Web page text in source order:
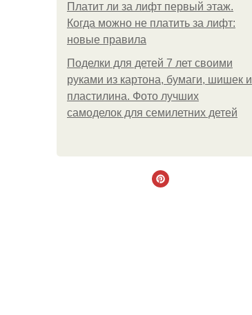
Платит ли за лифт первый этаж.
Когда можно не платить за лифт:
новые правила
Поделки для детей 7 лет своими
руками из картона, бумаги, шишек и
пластилина. Фото лучших
самоделок для семилетних детей